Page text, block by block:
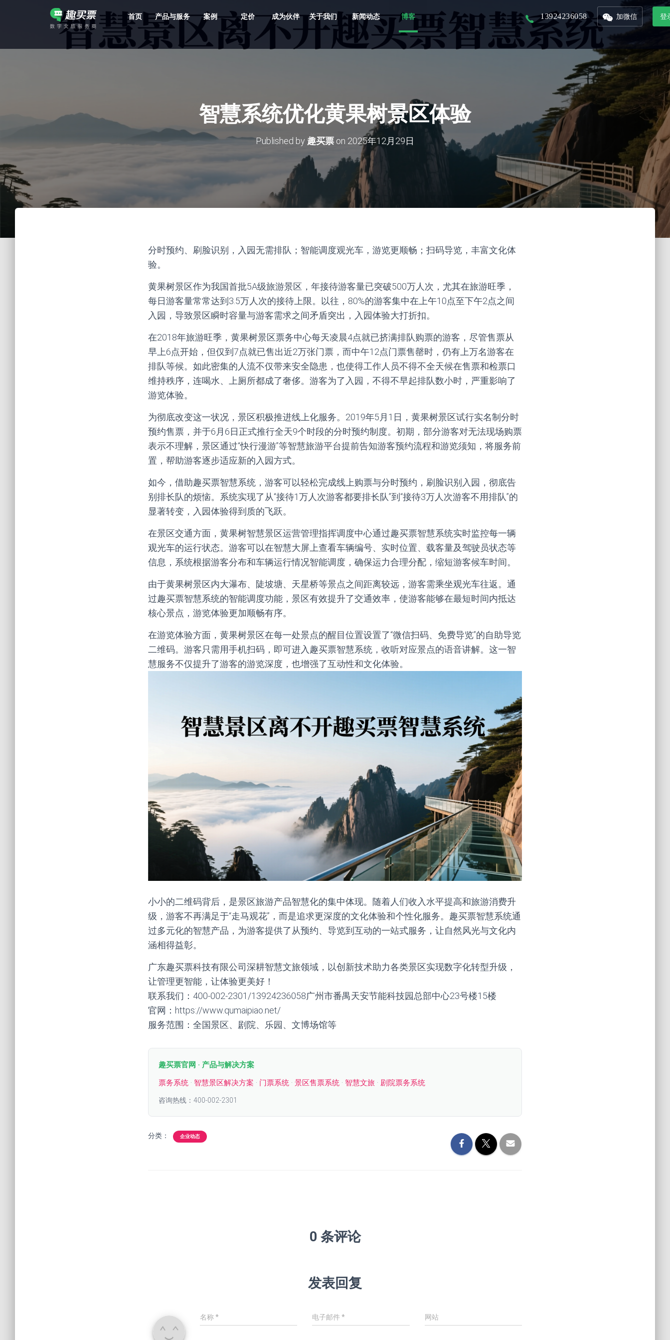
首页 产品与服务 案例 定价 成为伙伴 关于我们 新闻动态 博客 13924236058 加微信 登
智慧系统优化黄果树景区体验
Published by 趣买票 on 2025年12月29日
分时预约、刷脸识别，入园无需排队；智能调度观光车，游览更顺畅；扫码导览，丰富文化体
验。
黄果树景区作为我国首批5A级旅游景区，年接待游客量已突破500万人次，尤其在旅游旺季，
每日游客量常常达到3.5万人次的接待上限。以往，80%的游客集中在上午10点至下午2点之间
入园，导致景区瞬时容量与游客需求之间矛盾突出，入园体验大打折扣。
在2018年旅游旺季，黄果树景区票务中心每天凌晨4点就已挤满排队购票的游客，尽管售票从
早上6点开始，但仅到7点就已售出近2万张门票，而中午12点门票售罄时，仍有上万名游客在
排队等候。如此密集的人流不仅带来安全隐患，也使得工作人员不得不全天候在售票和检票口
维持秩序，连喝水、上厕所都成了奢侈。游客为了入园，不得不早起排队数小时，严重影响了
游览体验。
为彻底改变这一状况，景区积极推进线上化服务。2019年5月1日，黄果树景区试行实名制分时
预约售票，并于6月6日正式推行全天9个时段的分时预约制度。初期，部分游客对无法现场购票
表示不理解，景区通过“快行漫游”等智慧旅游平台提前告知游客预约流程和游览须知，将服务前
置，帮助游客逐步适应新的入园方式。
如今，借助趣买票智慧系统，游客可以轻松完成线上购票与分时预约，刷脸识别入园，彻底告
别排长队的烦恼。系统实现了从“接待1万人次游客都要排长队”到“接待3万人次游客不用排队”的
显著转变，入园体验得到质的飞跃。
在景区交通方面，黄果树智慧景区运营管理指挥调度中心通过趣买票智慧系统实时监控每一辆
观光车的运行状态。游客可以在智慧大屏上查看车辆编号、实时位置、载客量及驾驶员状态等
信息，系统根据游客分布和车辆运行情况智能调度，确保运力合理分配，缩短游客候车时间。
由于黄果树景区内大瀑布、陡坡塘、天星桥等景点之间距离较远，游客需乘坐观光车往返。通
过趣买票智慧系统的智能调度功能，景区有效提升了交通效率，使游客能够在最短时间内抵达
核心景点，游览体验更加顺畅有序。
在游览体验方面，黄果树景区在每一处景点的醒目位置设置了“微信扫码、免费导览”的自助导览
二维码。游客只需用手机扫码，即可进入趣买票智慧系统，收听对应景点的语音讲解。这一智
慧服务不仅提升了游客的游览深度，也增强了互动性和文化体验。
小小的二维码背后，是景区旅游产品智慧化的集中体现。随着人们收入水平提高和旅游消费升
级，游客不再满足于“走马观花”，而是追求更深度的文化体验和个性化服务。趣买票智慧系统通
过多元化的智慧产品，为游客提供了从预约、导览到互动的一站式服务，让自然风光与文化内
涵相得益彰。
广东趣买票科技有限公司深耕智慧文旅领域，以创新技术助力各类景区实现数字化转型升级，
让管理更智能，让体验更美好！
联系我们：400-002-2301/13924236058广州市番禺天安节能科技园总部中心23号楼15楼
官网：https://www.qumaipiao.net/
服务范围：全国景区、剧院、乐园、文博场馆等
趣买票官网 · 产品与解决方案
票务系统 · 智慧景区解决方案 · 门票系统 · 景区售票系统 · 智慧文旅 · 剧院票务系统
咨询热线：400-002-2301
分类： 企业动态
0 条评论
发表回复
名称* 电子邮件* 网站